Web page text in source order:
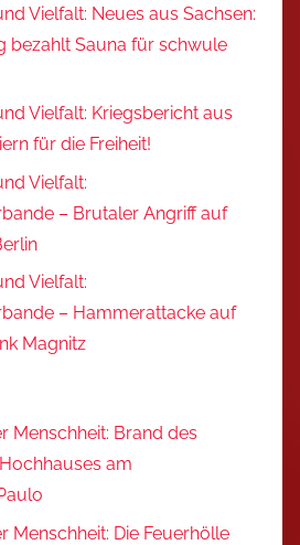
Vielfalt: Neues aus Sachsen:
bezahlt Sauna für schwule
Vielfalt: Kriegsbericht aus
für die Freiheit!
Vielfalt:
– Brutaler Angriff auf
Vielfalt:
– Hammerattacke auf
Magnitz
Menschheit: Brand des
am
Menschheit: Die Feuerhölle